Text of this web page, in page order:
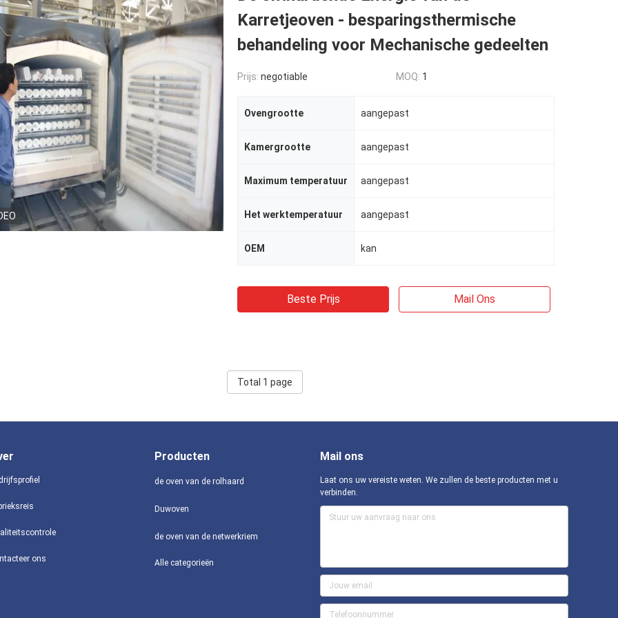
Karretjeoven - besparingsthermische
behandeling voor Mechanische gedeelten
Prijs: negotiable MOQ: 1
Ovengrootte aangepast
Kamergrootte aangepast
Maximum temperatuur aangepast
Het werktemperatuur aangepast
OEM kan
Beste Prijs Mail Ons
Total 1 page
ons
Producten
de oven van de rolhaard
Duwoven
de oven van de netwerkriem
Alle categorieën
Mail ons
Laat ons uw vereiste weten. We zullen de beste producten met u
verbinden.